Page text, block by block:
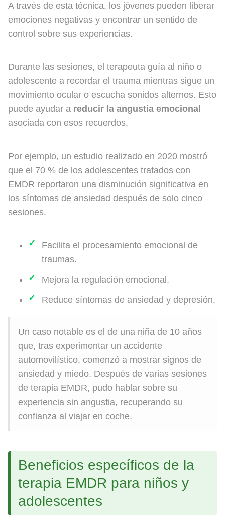
A través de esta técnica, los jóvenes pueden liberar
emociones negativas y encontrar un sentido de
control sobre sus experiencias.
Durante las sesiones, el terapeuta guía al niño o
adolescente a recordar el trauma mientras sigue un
movimiento ocular o escucha sonidos alternos. Esto
puede ayudar a reducir la angustia emocional
asociada con esos recuerdos.
Por ejemplo, un estudio realizado en 2020 mostró
que el 70 % de los adolescentes tratados con
EMDR reportaron una disminución significativa en
los síntomas de ansiedad después de solo cinco
sesiones.
Facilita el procesamiento emocional de
traumas.
Mejora la regulación emocional.
Reduce síntomas de ansiedad y depresión.
Un caso notable es el de una niña de 10 años
que, tras experimentar un accidente
automovilístico, comenzó a mostrar signos de
ansiedad y miedo. Después de varias sesiones
de terapia EMDR, pudo hablar sobre su
experiencia sin angustia, recuperando su
confianza al viajar en coche.
Beneficios específicos de la
terapia EMDR para niños y
adolescentes